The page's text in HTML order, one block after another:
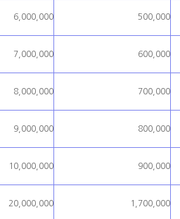
6,000,000 500,000
7,000,000 600,000
8,000,000 700,000
9,000,000 800,000
10,000,000 900,000
20,000,000 1,700,000